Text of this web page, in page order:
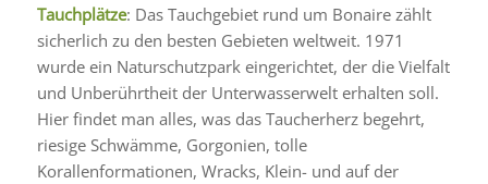
Tauchplätze: Das Tauchgebiet rund um Bonaire zählt
sicherlich zu den besten Gebieten weltweit. 1971
wurde ein Naturschutzpark eingerichtet, der die Vielfalt
und Unberührtheit der Unterwasserwelt erhalten soll.
Hier findet man alles, was das Taucherherz begehrt,
riesige Schwämme, Gorgonien, tolle
Korallenformationen, Wracks, Klein- und auf der